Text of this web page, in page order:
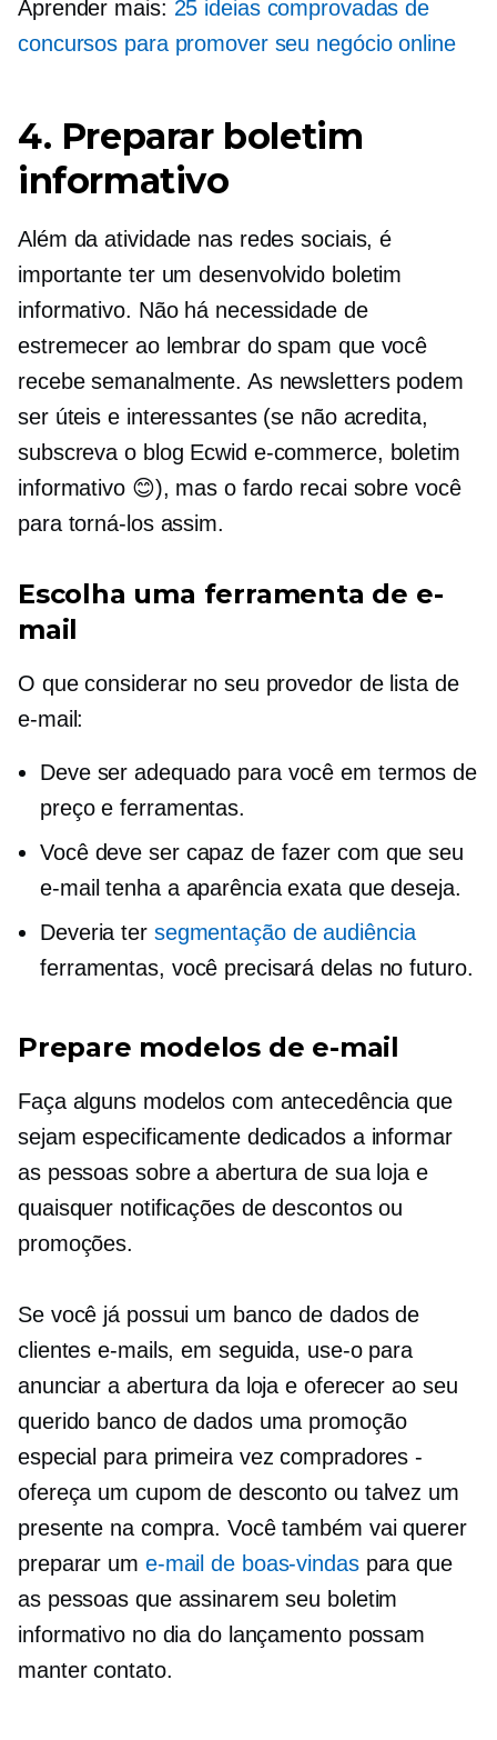
Aprender mais: 25 ideias comprovadas de
concursos para promover seu negócio online
4. Preparar boletim
informativo
Além da atividade nas redes sociais, é
importante ter umdesenvolvido boletim
informativo. Não há necessidade de
estremecer ao lembrar do spam que você
recebe semanalmente. As newsletters podem
ser úteis e interessantes (se não acredita,
subscreva o blog Ecwid e-commerce, boletim
informativo 😊), mas o fardo recai sobre você
para torná-los assim.
Escolha uma ferramenta de e-
mail
O que considerar no seu provedor de lista de
e-mail:
Deve ser adequado para você em termos de
preço e ferramentas.
Você deve ser capaz de fazer com que seu
e-mail tenha a aparência exata que deseja.
Deveria ter segmentação de audiência
ferramentas, você precisará delas no futuro.
Prepare modelos de e-mail
Faça alguns modelos com antecedência que
sejam especificamente dedicados a informar
as pessoas sobre a abertura de sua loja e
quaisquer notificações de descontos ou
promoções.
Se você já possui um banco de dados de
clientese-mails, em seguida, use-o para
anunciar a abertura da loja e oferecer ao seu
querido banco de dados uma promoção
especial para primeira vez compradores -
ofereça um cupom de desconto ou talvez um
presente na compra. Você também vai querer
preparar um e-mail de boas-vindaspara que
as pessoas que assinarem seu boletim
informativo no dia do lançamento possam
manter contato.